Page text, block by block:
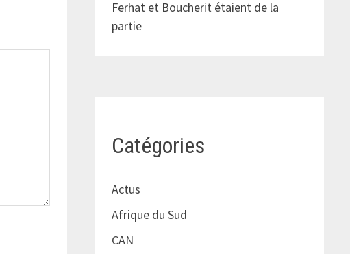
Ferhat et Boucherit étaient de la
partie
Catégories
Actus
Afrique du Sud
CAN